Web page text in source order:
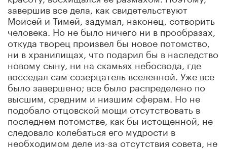
завершив все дела, как свидетельствуют
Моисей и Тимей, задумал, наконец, сотворить
человека. Но не было ничего ни в прообразах,
откуда творец произвел бы новое потомство,
ни в хранилищах, что подарил бы в наследство
новому сыну, ни на скамьях небосвода, где
восседал сам созерцатель вселенной. Уже все
было завершено; все было распределено по
высшим, средним и низшим сферам. Но не
подобало отцовской мощи отсутствовать в
последнем потомстве, как бы истощенной, не
следовало колебаться его мудрости в
необходимом деле из-за отсутствия совета, не